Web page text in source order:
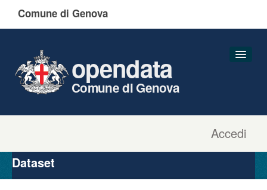
Comune di Genova
Accedi
opendata
Comune di Genova
Organizzazioni
Gruppi
Dataset